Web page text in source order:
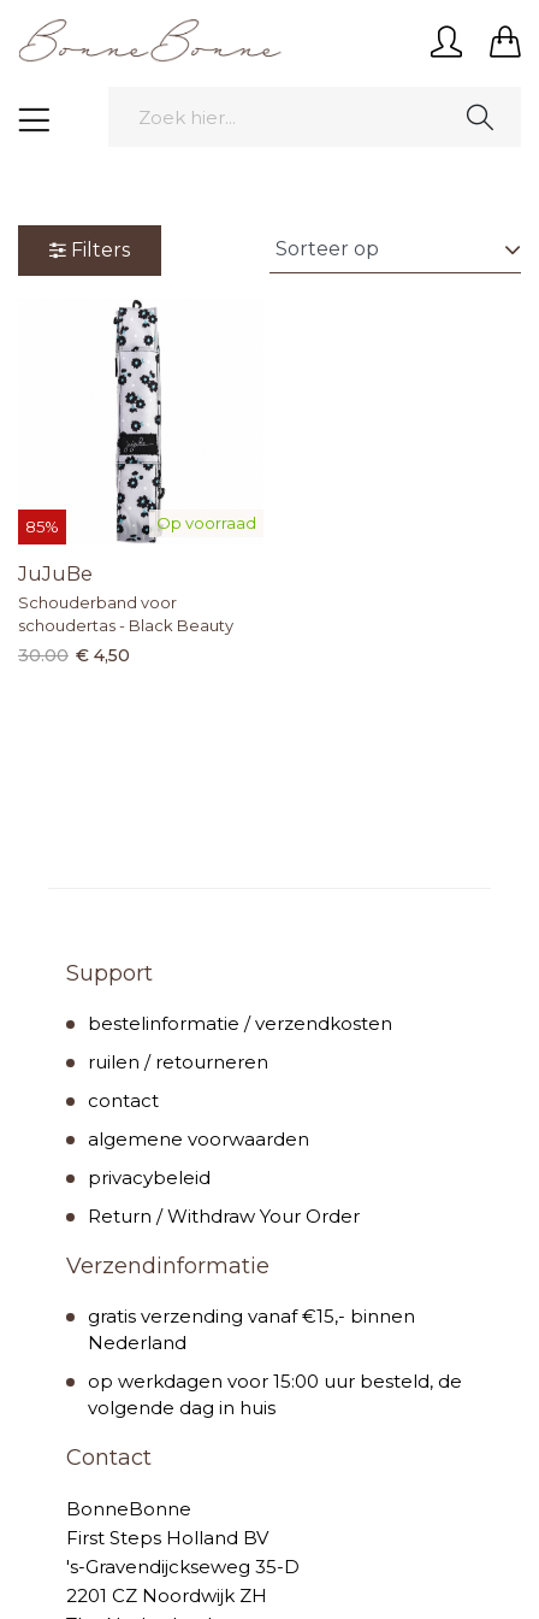
Filters
Op voorraad
85%
JuJuBe
Schouderband voor
schoudertas - Black Beauty
30.00 € 4,50
Support
bestelinformatie / verzendkosten
ruilen / retourneren
contact
algemene voorwaarden
privacybeleid
Return / Withdraw Your Order
Verzendinformatie
gratis verzending vanaf €15,- binnen
Nederland
op werkdagen voor 15:00 uur besteld, de
volgende dag in huis
Contact
BonneBonne
First Steps Holland BV
's-Gravendijckseweg 35-D
2201 CZ Noordwijk ZH